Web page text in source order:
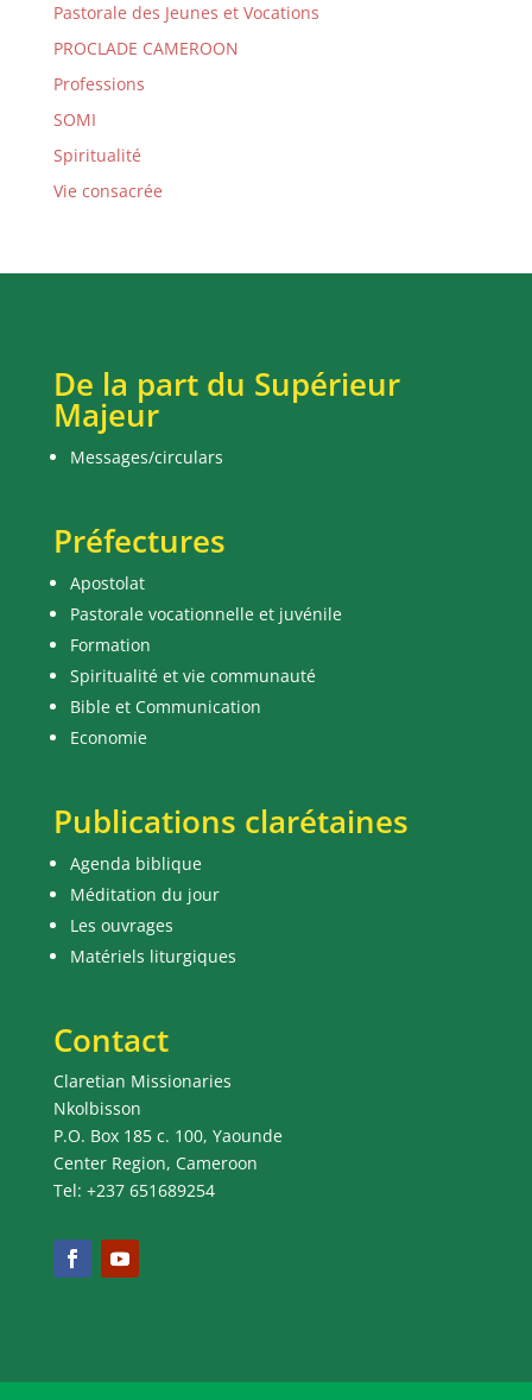
Pastorale des Jeunes et Vocations
PROCLADE CAMEROON
Professions
SOMI
Spiritualité
Vie consacrée
De la part du Supérieur
Majeur
Messages/circulars
Préfectures
Apostolat
Pastorale vocationnelle et juvénile
Formation
Spiritualité et vie communauté
Bible et Communication
Economie
Publications clarétaines
Agenda biblique
Méditation du jour
Les ouvrages
Matériels liturgiques
Contact
Claretian Missionaries
Nkolbisson
P.O. Box 185 c. 100, Yaounde
Center Region, Cameroon
Tel: +237 651689254